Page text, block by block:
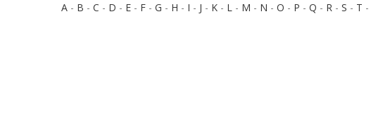
A - B - C - D - E - F - G - H - I - J - K - L - M - N - O - P - Q - R - S - T -